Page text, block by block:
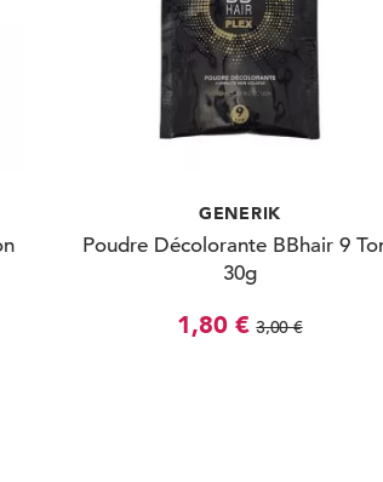
GENERIK
Poudre Décolorante BBhair 9
30g
1,80 € 3,00 €